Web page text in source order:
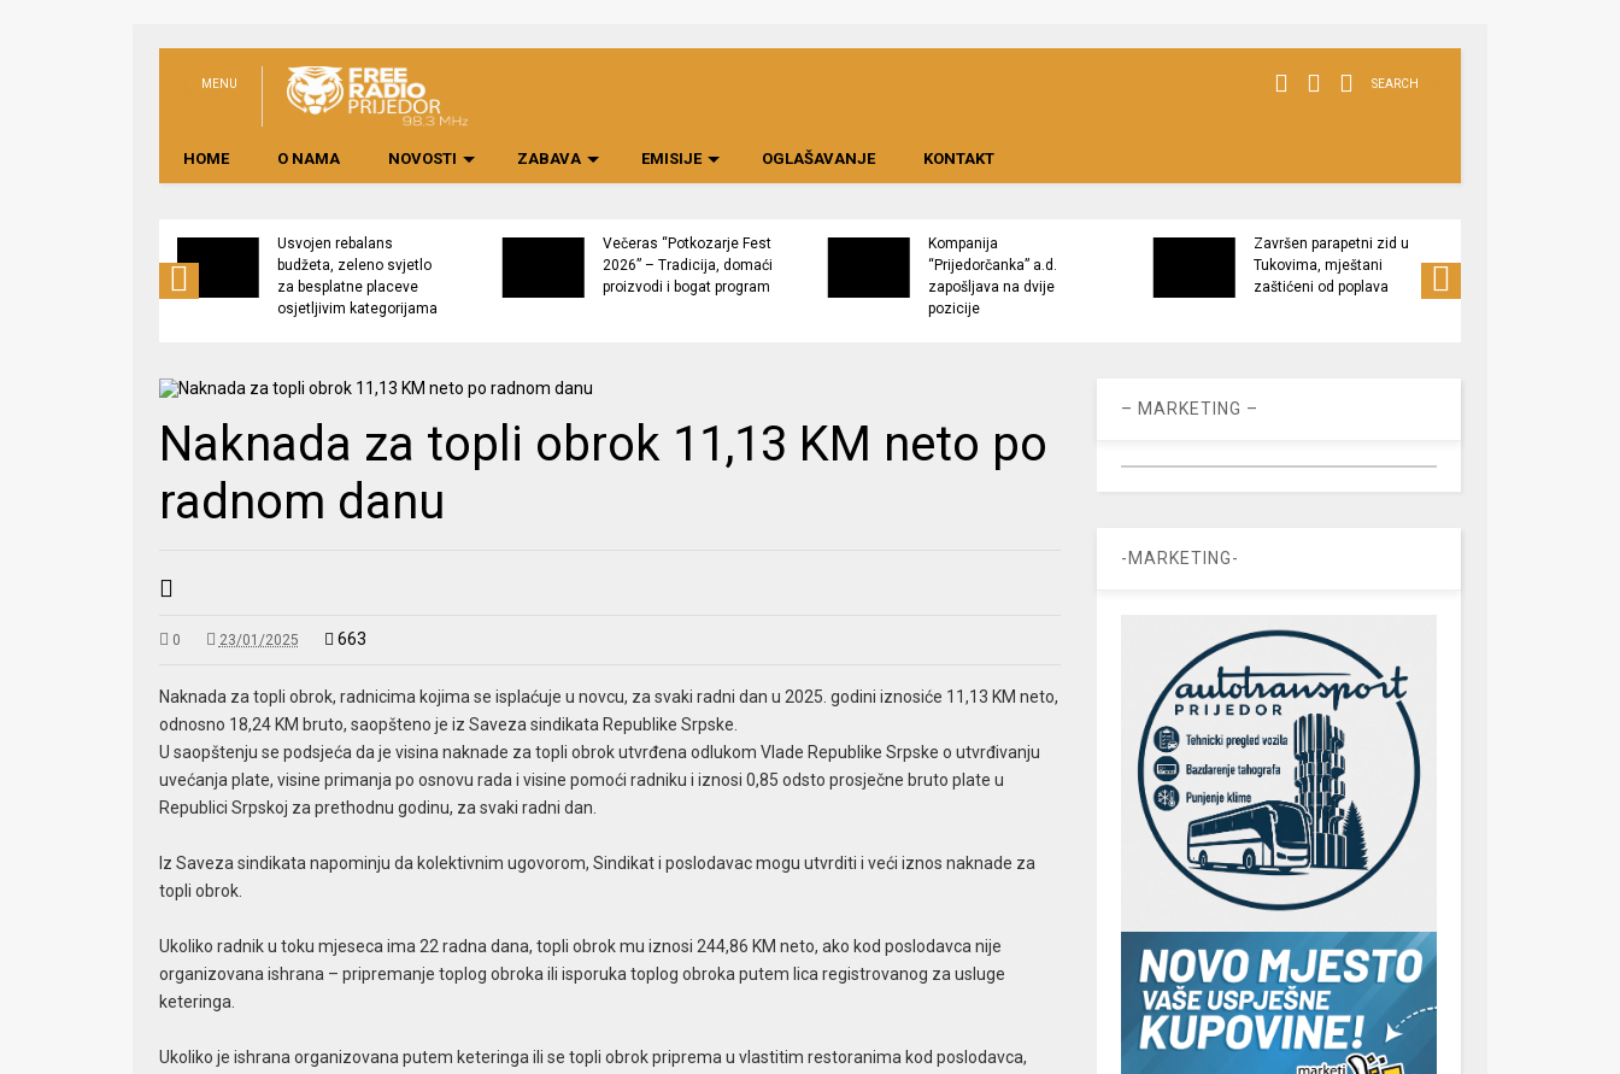
MENU SEARCH
HOME O NAMA NOVOSTI ZABAVA EMISIJE OGLAŠAVANJE KONTAKT
Usvojen rebalans
budžeta, zeleno svjetlo
za besplatne placeve
osjetljivim kategorijama
Večeras “Potkozarje Fest
2026” – Tradicija, domaći
proizvodi i bogat program
Kompanija
“Prijedorčanka” a.d.
zapošljava na dvije
pozicije
Završen parapetni zid u
Tukovima, mještani
zaštićeni od poplava
Naknada za topli obrok 11,13 KM neto po
radnom danu
0 23/01/2025 663
Naknada za topli obrok, radnicima kojima se isplaćuje u novcu, za svaki radni dan u 2025. godini iznosiće 11,13 KM neto,
odnosno 18,24 KM bruto, saopšteno je iz Saveza sindikata Republike Srpske.
U saopštenju se podsjeća da je visina naknade za topli obrok utvrđena odlukom Vlade Republike Srpske o utvrđivanju
uvećanja plate, visine primanja po osnovu rada i visine pomoći radniku i iznosi 0,85 odsto prosječne bruto plate u
Republici Srpskoj za prethodnu godinu, za svaki radni dan.
Iz Saveza sindikata napominju da kolektivnim ugovorom, Sindikat i poslodavac mogu utvrditi i veći iznos naknade za
topli obrok.
Ukoliko radnik u toku mjeseca ima 22 radna dana, topli obrok mu iznosi 244,86 KM neto, ako kod poslodavca nije
organizovana ishrana – pripremanje toplog obroka ili isporuka toplog obroka putem lica registrovanog za usluge
keteringa.
Ukoliko je ishrana organizovana putem keteringa ili se topli obrok priprema u vlastitim restoranima kod poslodavca,
– MARKETING –
-MARKETING-